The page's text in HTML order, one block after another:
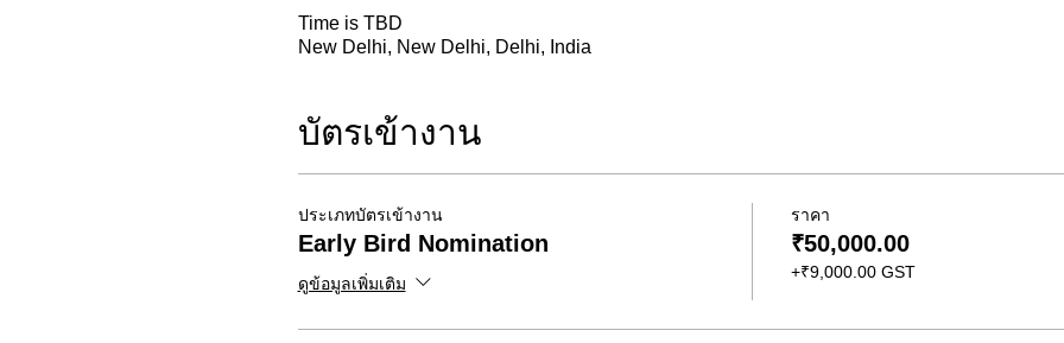
Time is TBD
New Delhi, New Delhi, Delhi, India
บัตรเข้างาน
ประเภทบัตรเข้างาน
Early Bird Nomination
ดูข้อมูลเพิ่มเติม
ราคา
₹50,000.00
+₹9,000.00 GST